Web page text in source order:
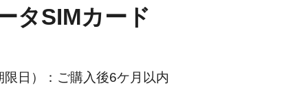
タSIMカード
日）：ご購入後6ケ月以内